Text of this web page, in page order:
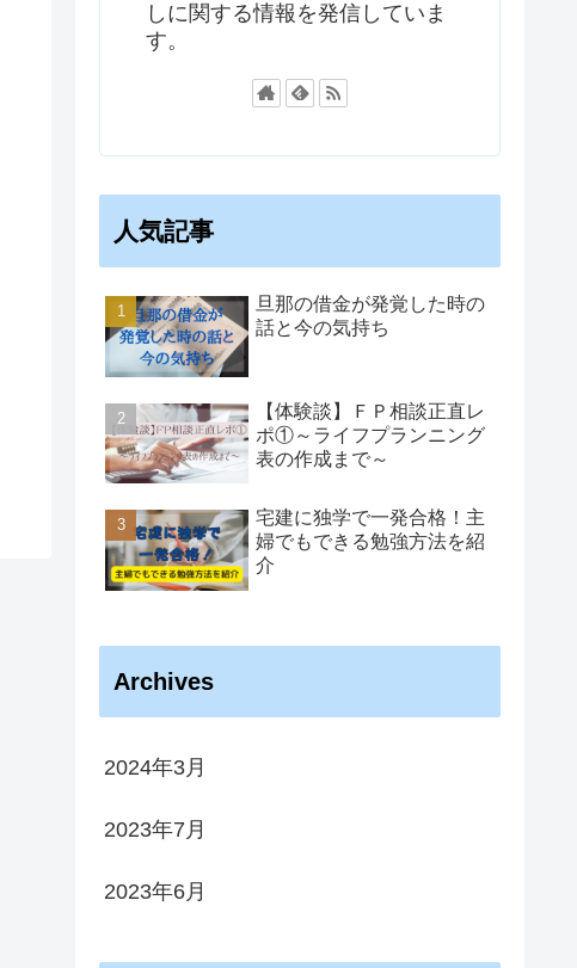
しに関する情報を発信していま
す。
人気記事
旦那の借金が発覚した時の
話と今の気持ち
【体験談】ＦＰ相談正直レ
ポ①～ライフプランニング
表の作成まで～
宅建に独学で一発合格！主
婦でもできる勉強方法を紹
介
Archives
2024年3月
2023年7月
2023年6月